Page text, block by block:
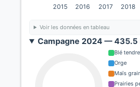
2015 2016 2017 2018
Voir les données en tableau
Campagne 2024 — 435.5
Blé tendre
Orge
Maïs
Prairies